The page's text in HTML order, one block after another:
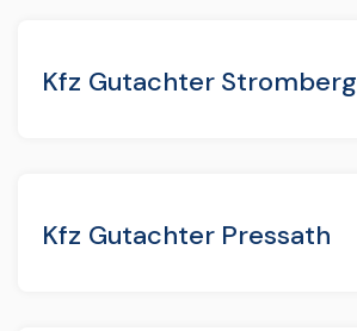
Kfz Gutachter Stromberg
Kfz Gutachter Pressath